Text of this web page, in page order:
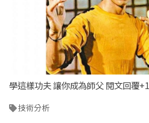
學這樣功夫 讓你成為師父 閱文回覆
技術分析